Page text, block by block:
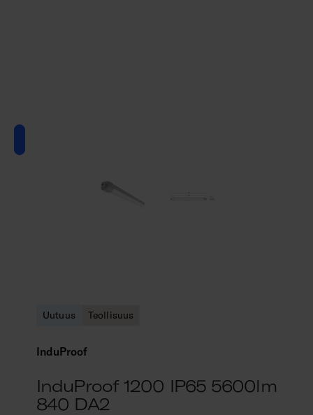
Uutuus Teollisuus
InduProof
InduProof 1200 IP65 5600lm
840 DA2